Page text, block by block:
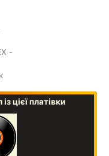
-
цієї платівки